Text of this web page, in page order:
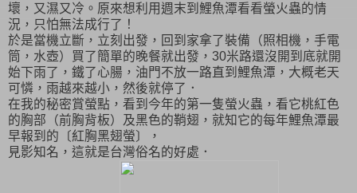
壞，又濕又冷。原來想利用週末到鯉魚潭看看螢火蟲的情
況，只怕無法成行了！
於是當機立斷，立刻出發，回到家拿了裝備（照相機，手電
筒，水壺）買了簡單的晚餐就出發，30米路還沒開到底就開
始下雨了，鐵了心腸，油門不放一路直到鯉魚潭，大概老天
可憐，雨越來越小，然後就停了．
在我的秘密賞螢點，看到今年的第一隻螢火蟲，看它桃紅色
的胸部（前胸背板）及黑色的鞘翅，就知它的每年鯉魚潭最
早報到的〔紅胸黑翅螢〕，
見影知名，這就是台灣俗名的好處．